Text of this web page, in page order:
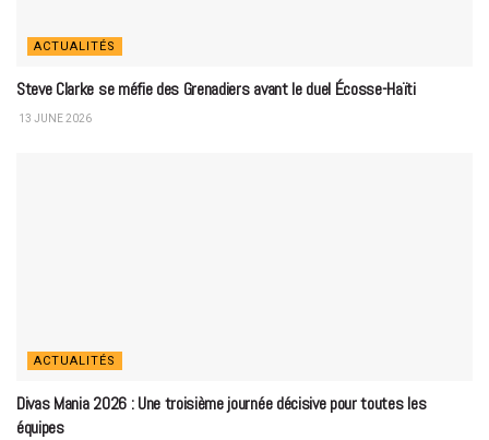
ACTUALITÉS
Steve Clarke se méfie des Grenadiers avant le duel Écosse-Haïti
13 JUNE 2026
ACTUALITÉS
Divas Mania 2026 : Une troisième journée décisive pour toutes les
équipes